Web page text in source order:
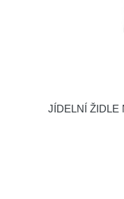
JÍDELNÍ ŽIDLE